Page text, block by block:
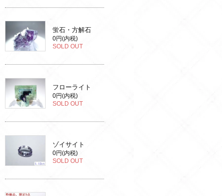
蛍石・方解石
0円(内税)
SOLD OUT
フローライト
0円(内税)
SOLD OUT
ゾイサイト
0円(内税)
SOLD OUT